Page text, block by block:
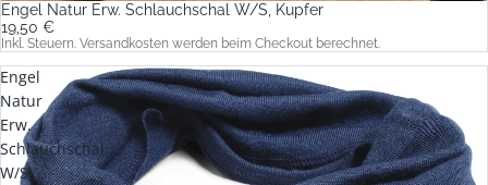
Engel Natur Erw. Schlauchschal W/S, Kupfer
19,50 €
Inkl. Steuern. Versandkosten werden beim Checkout berechnet.
Engel
Natur
Erw.
Schlauchschal
W/S,